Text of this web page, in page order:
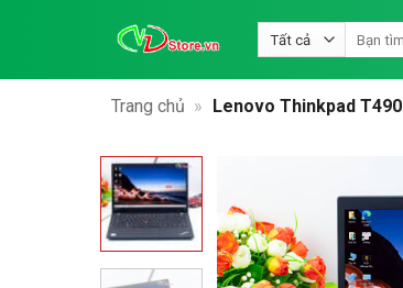
kiếm:
Trang chủ » Lenovo Thinkpad T490